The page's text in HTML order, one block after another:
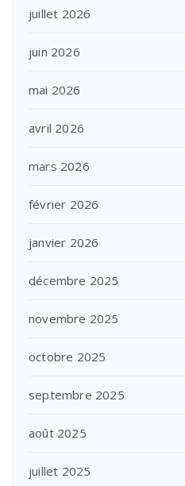
juillet 2026
juin 2026
mai 2026
avril 2026
mars 2026
février 2026
janvier 2026
décembre 2025
novembre 2025
octobre 2025
septembre 2025
août 2025
juillet 2025